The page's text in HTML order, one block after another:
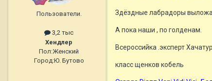
Пользователи.
3,2 тыс
Хендлер
Пол:Женский
Город:Ю. Бутово
Здёздные лабрадоры
А пока наши , по голденам.
Всероссийка .эксперт
класс щенков кобель